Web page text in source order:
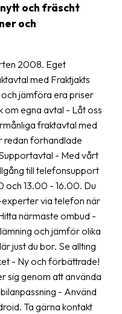
och fräscht
och
2008. Eget
med Fraktjakts
jämföra era priser
om egna avtal - Låt oss
fraktavtal med
redan förhandlade
- Med vårt
till telefonsupport
och 13.00 - 16.00. Du
via telefon när
närmaste ombud -
och jämför olika
just du bor. Se allting
- Ny och förbättrade!
sig genom att använda
- Använd
Ta gärna kontakt